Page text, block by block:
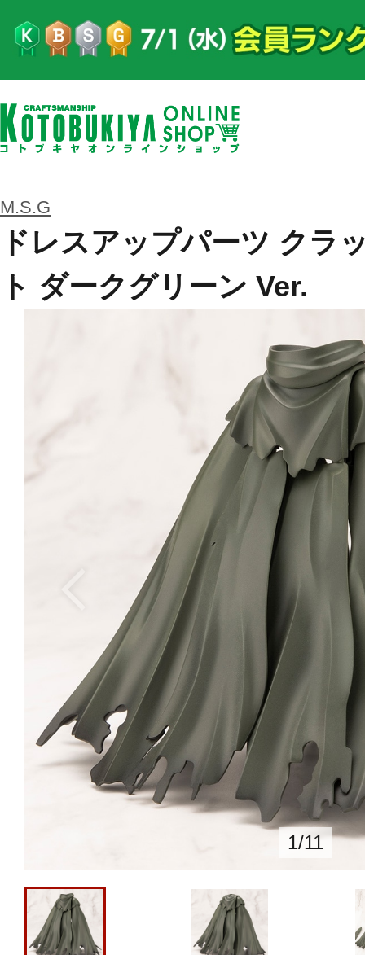
M.S.G
ドレスアップパーツ クラ
ト ダークグリーン Ver.
1/11